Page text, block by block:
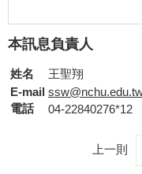
本訊息負責人
姓名
王聖翔
E-mail
電話
04-22840276*12
上一則